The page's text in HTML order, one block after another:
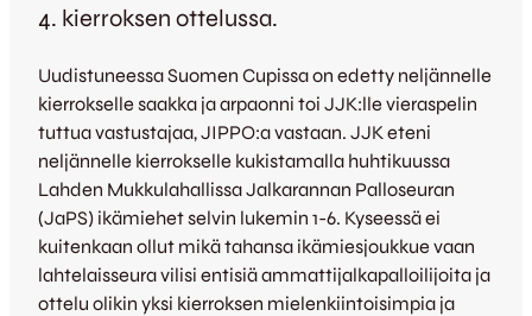
4. kierroksen ottelussa.
Uudistuneessa Suomen Cupissa on edetty neljännelle
kierrokselle saakka ja arpaonni toi JJK:lle vieraspelin
tuttua vastustajaa, JIPPO:a vastaan. JJK eteni
neljännelle kierrokselle kukistamalla huhtikuussa
Lahden Mukkulahallissa Jalkarannan Palloseuran
(JaPS) ikämiehet selvin lukemin 1-6. Kyseessä ei
kuitenkaan ollut mikä tahansa ikämiesjoukkue vaan
lahtelaisseura vilisi entisiä ammattijalkapalloilijoita ja
ottelu olikin yksi kierroksen mielenkiintoisimpia ja